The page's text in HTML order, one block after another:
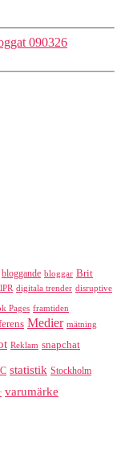
090326
bloggande bloggar Brit
digitala trender disruptive
Pages framtiden
Medier mätning
Reklam snapchat
statistik Stockholm
varumärke